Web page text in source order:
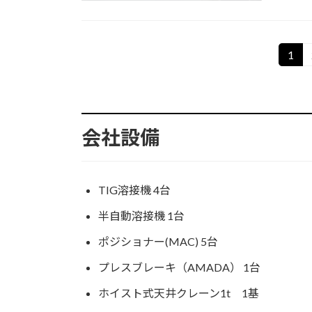
の
ペ
ジ
送
り
固
1
会社設備
TIG溶接機 4台
半自動溶接機 1台
ポジショナー(MAC) 5台
プレスブレーキ（AMADA） 1台
ホイスト式天井クレーン1t 1基